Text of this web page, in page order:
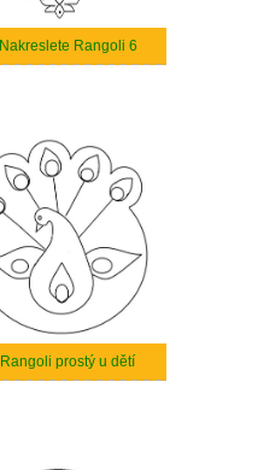
Nakreslete Rangoli 6
Rangoli prostý u dětí